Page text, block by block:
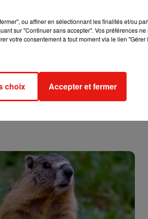
ou affiner en sélectionnant les finalités et/ou
sur "Continuer sans accepter". Vos préférences
votre consentement à tout moment via le lien
choix Accepter et fermer